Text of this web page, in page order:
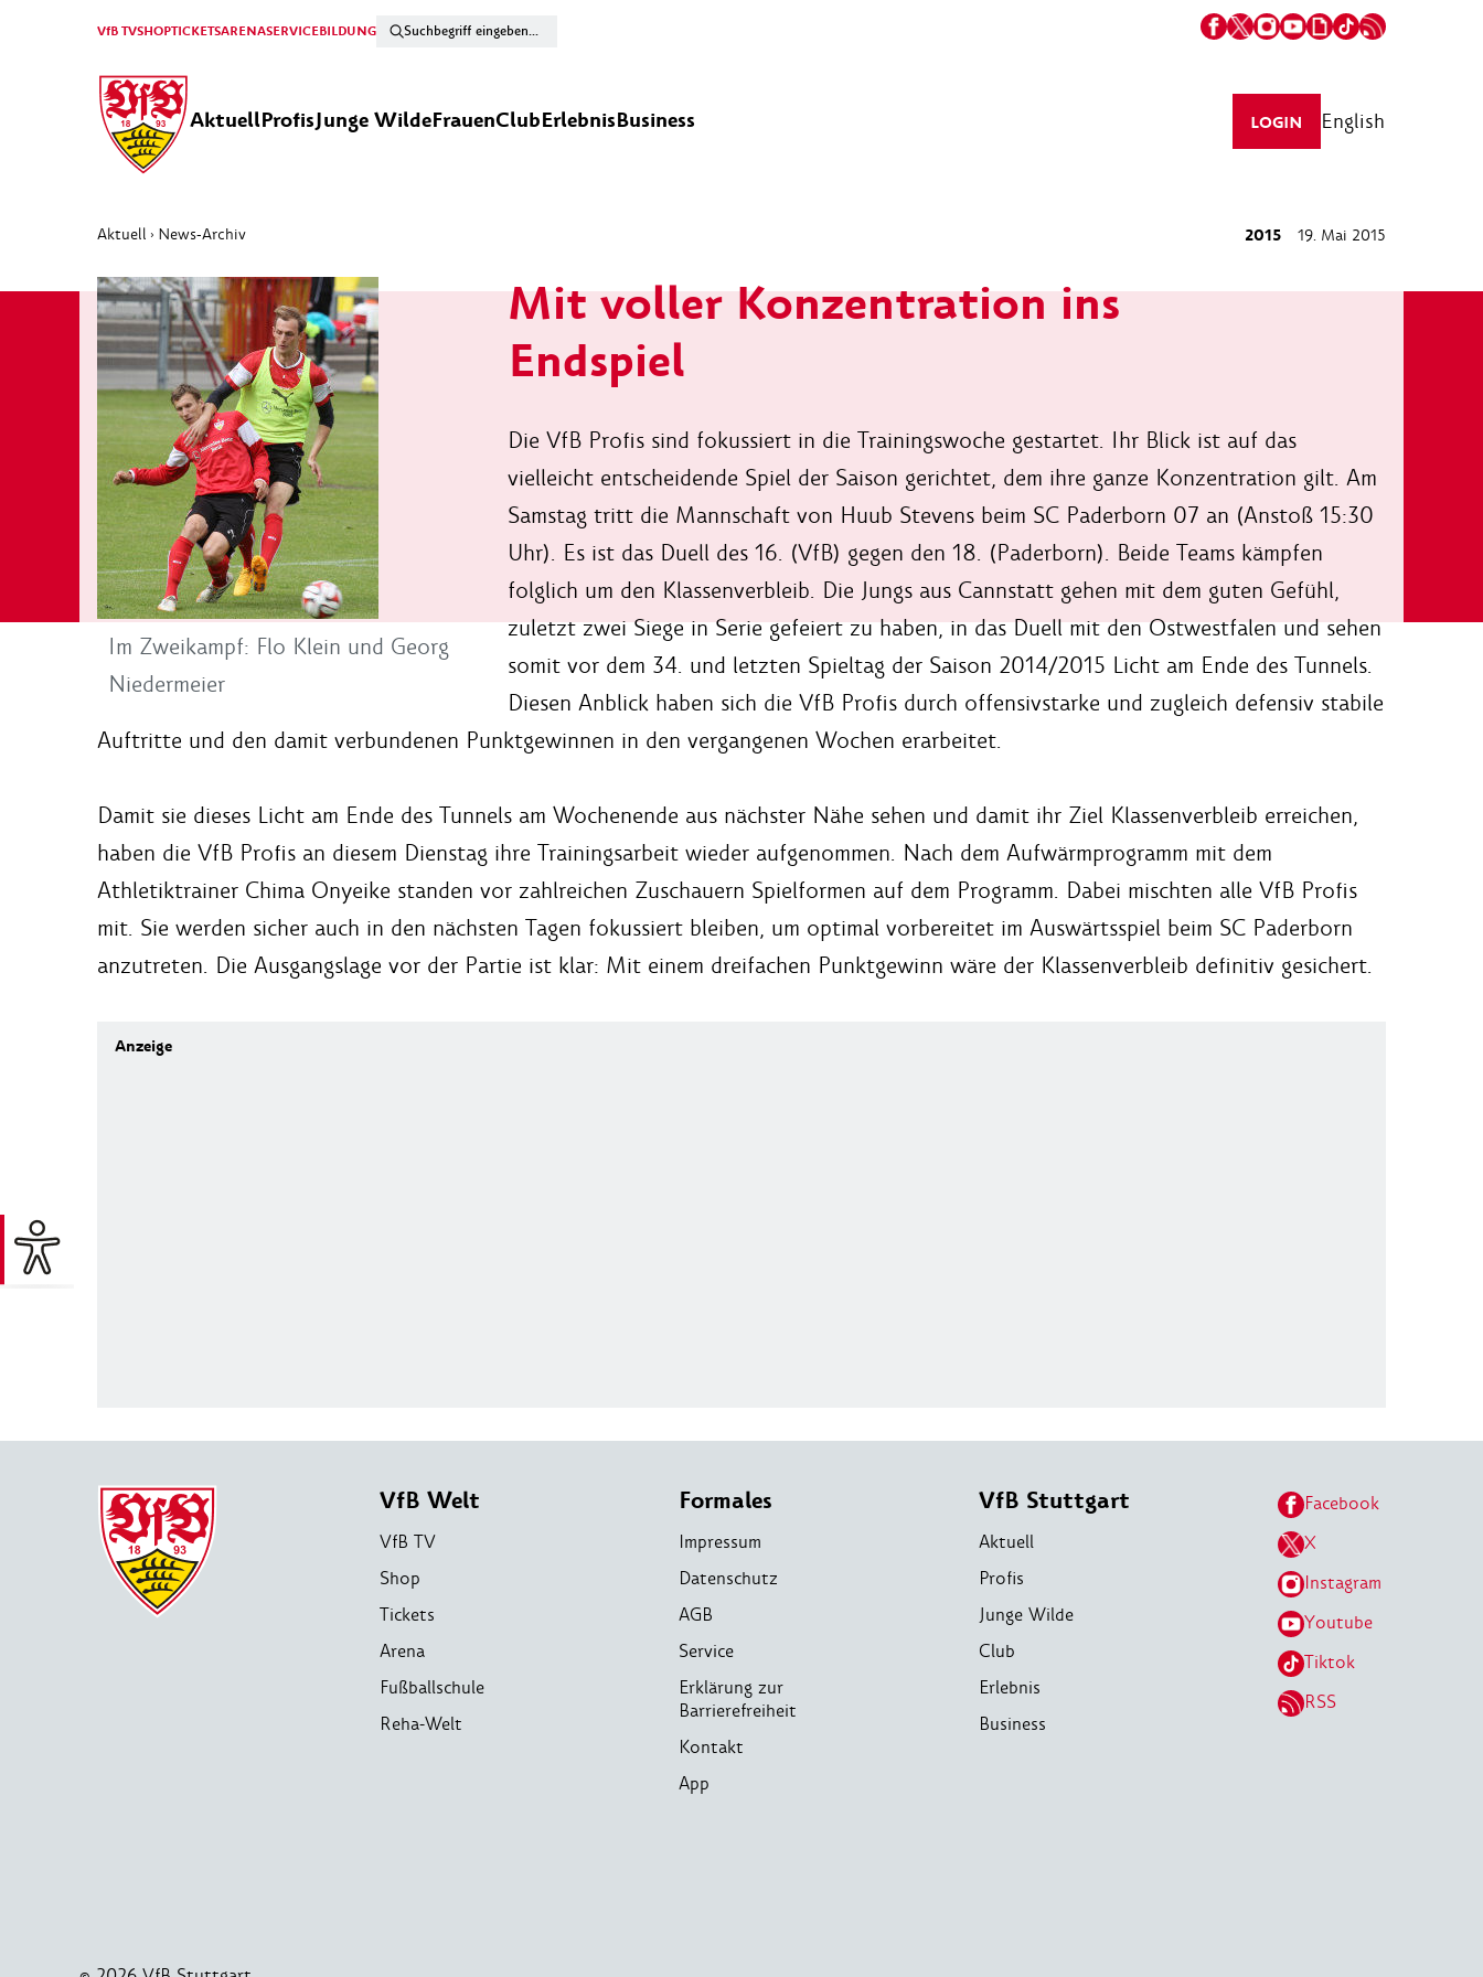
VfB TVSHOPTICKETSARENASERVICEBILDUNG
AktuellProfisJunge WildeFrauenClubErlebnisBusiness LOGIN English
Aktuell › News-Archiv 2015 19. Mai 2015
Im Zweikampf: Flo Klein und Georg
Niedermeier
Mit voller Konzentration ins
Endspiel
Die VfB Profis sind fokussiert in die Trainingswoche gestartet. Ihr Blick ist auf das
vielleicht entscheidende Spiel der Saison gerichtet, dem ihre ganze Konzentration gilt. Am
Samstag tritt die Mannschaft von Huub Stevens beim SC Paderborn 07 an (Anstoß 15:30
Uhr). Es ist das Duell des 16. (VfB) gegen den 18. (Paderborn). Beide Teams kämpfen
folglich um den Klassenverbleib. Die Jungs aus Cannstatt gehen mit dem guten Gefühl,
zuletzt zwei Siege in Serie gefeiert zu haben, in das Duell mit den Ostwestfalen und sehen
somit vor dem 34. und letzten Spieltag der Saison 2014/2015 Licht am Ende des Tunnels.
Diesen Anblick haben sich die VfB Profis durch offensivstarke und zugleich defensiv stabile
Auftritte und den damit verbundenen Punktgewinnen in den vergangenen Wochen erarbeitet.
Damit sie dieses Licht am Ende des Tunnels am Wochenende aus nächster Nähe sehen und damit ihr Ziel Klassenverbleib erreichen,
haben die VfB Profis an diesem Dienstag ihre Trainingsarbeit wieder aufgenommen. Nach dem Aufwärmprogramm mit dem
Athletiktrainer Chima Onyeike standen vor zahlreichen Zuschauern Spielformen auf dem Programm. Dabei mischten alle VfB Profis
mit. Sie werden sicher auch in den nächsten Tagen fokussiert bleiben, um optimal vorbereitet im Auswärtsspiel beim SC Paderborn
anzutreten. Die Ausgangslage vor der Partie ist klar: Mit einem dreifachen Punktgewinn wäre der Klassenverbleib definitiv gesichert.
VfB Welt
VfB TV
Shop
Tickets
Arena
Fußballschule
Reha-Welt
Formales
Impressum
Datenschutz
AGB
Service
Erklärung zur
Barrierefreiheit
Kontakt
App
VfB Stuttgart
Aktuell
Profis
Junge Wilde
Club
Erlebnis
Business
Facebook
X
Instagram
Youtube
Tiktok
RSS